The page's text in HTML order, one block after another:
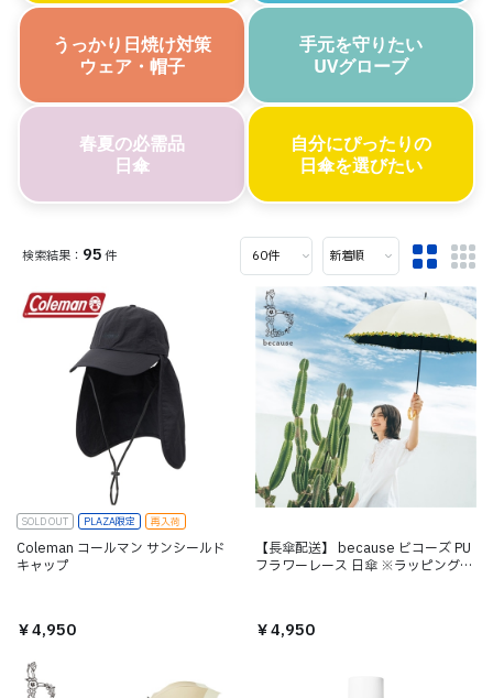
うっかり日焼け対策
ウェア・帽子
手元を守りたい
UVグローブ
春夏の必需品
日傘
自分にぴったりの
日傘を選びたい
95件
SOLD OUT PLAZA限定 再入荷
Coleman コールマン サンシールド
キャップ
￥4,950
【長傘配送】 because ビコーズ PU
フラワーレース 日傘 ※ラッピング不
￥4,950